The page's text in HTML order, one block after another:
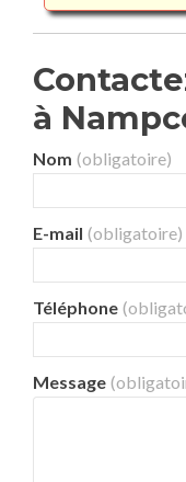
à
Nom (obligatoire)
E-mail (obligatoire)
Téléphone
Message